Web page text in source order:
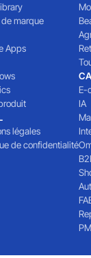
marque
Apps
légales
de confidentialité
E-
IA